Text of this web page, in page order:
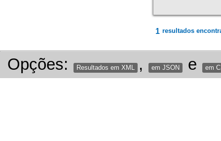
1 resultados
Opções: Resultados em XML , em JSON e em